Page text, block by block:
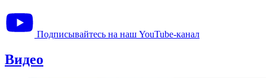
Подписывайтесь на наш YouTube-канал
Видео